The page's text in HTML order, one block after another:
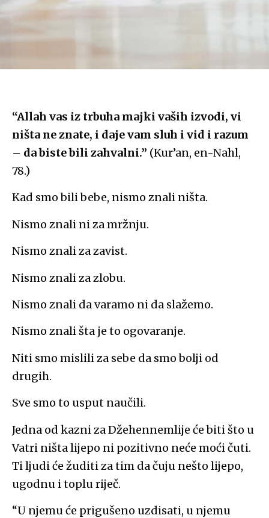
“Allah vas iz trbuha majki vaših izvodi, vi
ništa ne znate, i daje vam sluh i vid i razum
– da biste bili zahvalni.” (Kur’an, en-Nahl,
78.)
Kad smo bili bebe, nismo znali ništa.
Nismo znali ni za mržnju.
Nismo znali za zavist.
Nismo znali za zlobu.
Nismo znali da varamo ni da slažemo.
Nismo znali šta je to ogovaranje.
Niti smo mislili za sebe da smo bolji od
drugih.
Sve smo to usput naučili.
Jedna od kazni za Džehennemlije će biti što u
Vatri ništa lijepo ni pozitivno neće moći čuti.
Ti ljudi će žuditi za tim da čuju nešto lijepo,
ugodnu i toplu riječ.
“U njemu će prigušeno uzdisati, u njemu